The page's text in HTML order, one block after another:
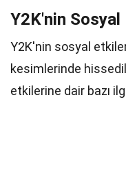
Y2K'nin
Y2K'nin sosyal
kesimlerinde
etkilerine dair bazı